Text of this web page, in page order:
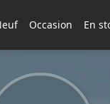
Occasion En